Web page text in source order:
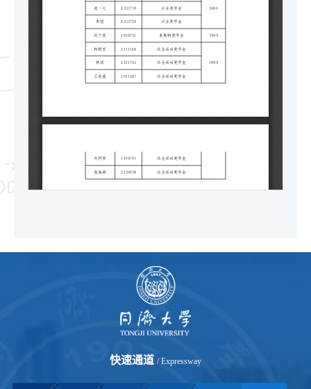
快速通道 / Expressway